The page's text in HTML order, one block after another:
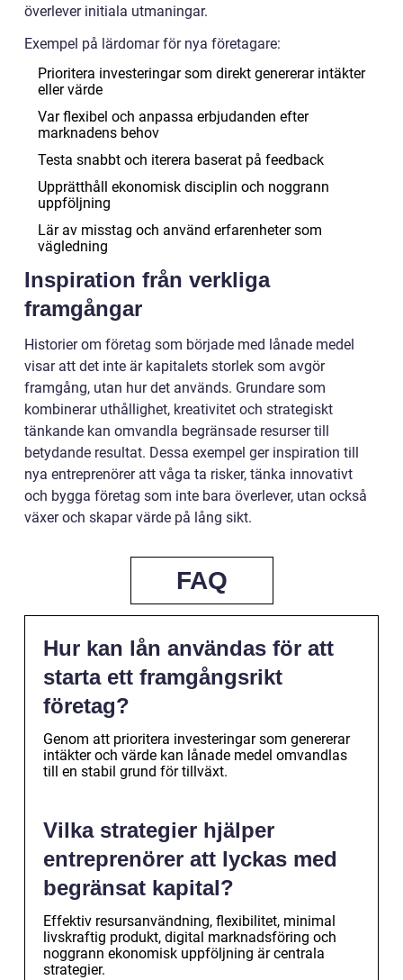
överlever initiala utmaningar.
Exempel på lärdomar för nya företagare:
Prioritera investeringar som direkt genererar intäkter
eller värde
Var flexibel och anpassa erbjudanden efter
marknadens behov
Testa snabbt och iterera baserat på feedback
Upprätthåll ekonomisk disciplin och noggrann
uppföljning
Lär av misstag och använd erfarenheter som
vägledning
Inspiration från verkliga
framgångar
Historier om företag som började med lånade medel
visar att det inte är kapitalets storlek som avgör
framgång, utan hur det används. Grundare som
kombinerar uthållighet, kreativitet och strategiskt
tänkande kan omvandla begränsade resurser till
betydande resultat. Dessa exempel ger inspiration till
nya entreprenörer att våga ta risker, tänka innovativt
och bygga företag som inte bara överlever, utan också
växer och skapar värde på lång sikt.
FAQ
Hur kan lån användas för att
starta ett framgångsrikt
företag?
Genom att prioritera investeringar som genererar
intäkter och värde kan lånade medel omvandlas
till en stabil grund för tillväxt.
Vilka strategier hjälper
entreprenörer att lyckas med
begränsat kapital?
Effektiv resursanvändning, flexibilitet, minimal
livskraftig produkt, digital marknadsföring och
noggrann ekonomisk uppföljning är centrala
strategier.